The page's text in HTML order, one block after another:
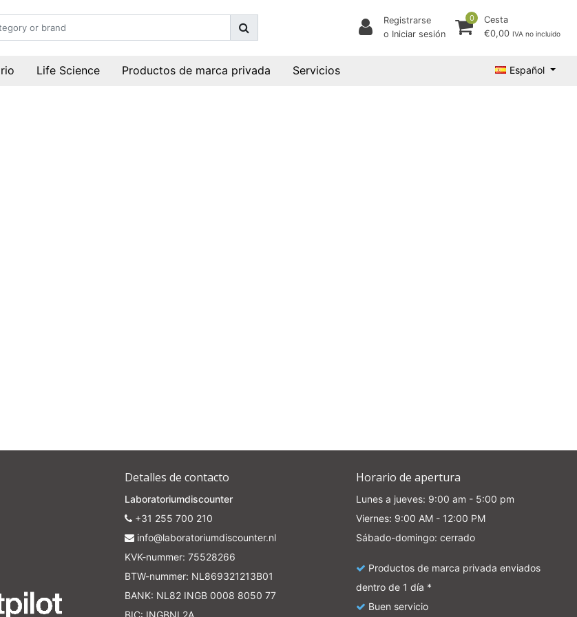
Registrarse
o Iniciar sesión
0
Cesta
€0,00 IVA no incluido
Life Science Productos de marca privada Servicios Español
Detalles de contacto
Laboratoriumdiscounter
+31 255 700 210
info@laboratoriumdiscounter.nl
KVK-nummer: 75528266
BTW-nummer: NL869321213B01
BANK: NL82 INGB 0008 8050 77
BIC: INGBNL2A
Horario de apertura
Lunes a jueves: 9:00 am - 5:00 pm
Viernes: 9:00 AM - 12:00 PM
Sábado-domingo: cerrado
Productos de marca privada enviados
dentro de 1 día *
Buen servicio